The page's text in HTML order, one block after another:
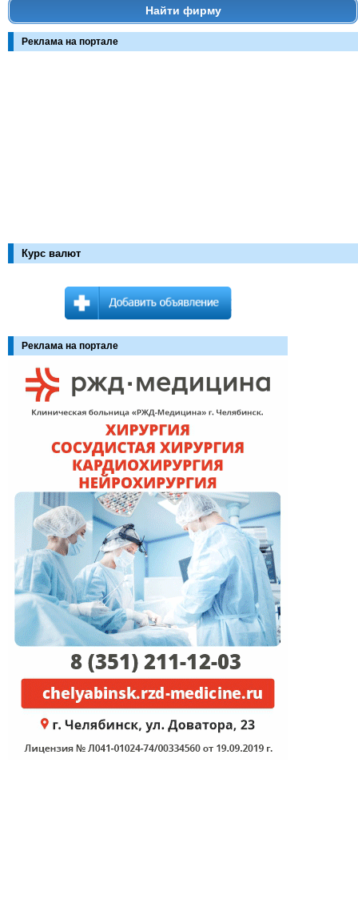
Найти фирму
Реклама на портале
Курс валют
Реклама на портале